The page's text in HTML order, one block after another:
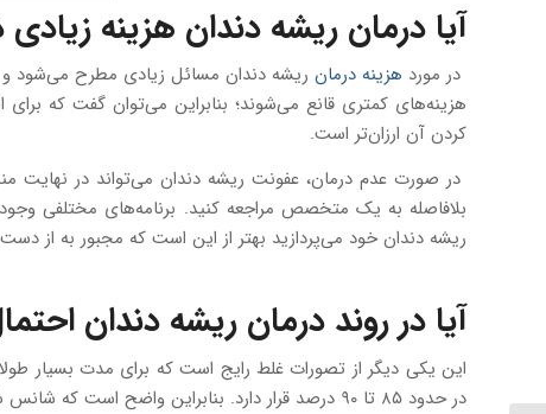
آیا درمان ریشه دندان هزینه زیادی
در مورد هزینه درمان ریشه دندان مسائل زیادی مطرح می‌شود و
هزینه‌های کمتری قانع می‌شوند؛ بنابراین می‌توان گفت که برای
کردن آن ارزان‌تر است.
در صورت عدم درمان، عفونت ریشه دندان می‌تواند در نهایت
بلافاصله به یک متخصص مراجعه کنید. برنامه‌های مختلفی
ریشه دندان خود می‌پردازید بهتر از این است که مجبور به از
آیا در روند درمان ریشه دندان
این یکی دیگر از تصورات غلط رایج است که برای مدت بسیار
در حدود ۸۵ تا ۹۰ درصد قرار دارد. بنابراین واضح است که شانس شما برای داشتن یک دندان سالم و باقی ماندن آن در طول